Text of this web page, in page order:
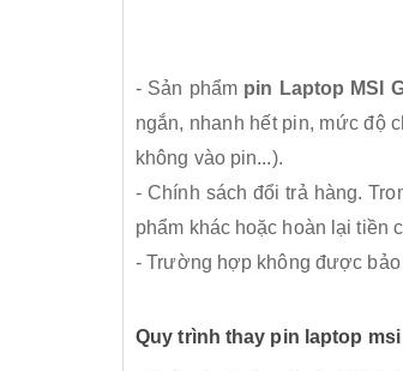
- Sản phẩm pin Laptop MSI
ngắn, nhanh hết pin, mức độ
không vào pin...).
- Chính sách đổi trả hàng.
phẩm khác hoặc hoàn lại tiền
- Trường hợp không được
Quy trình thay pin laptop